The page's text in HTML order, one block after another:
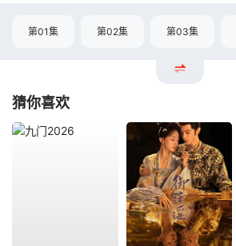
第01集 第02集 第03集
猜你喜欢